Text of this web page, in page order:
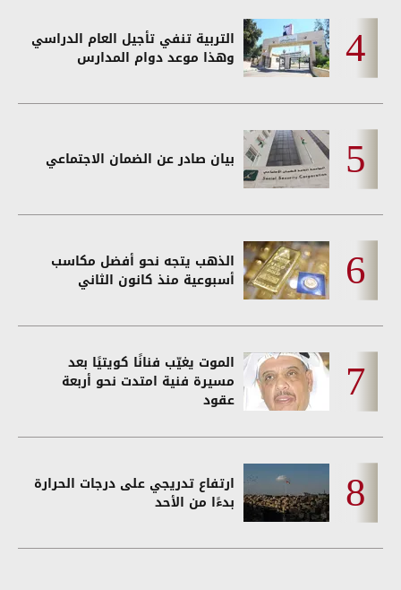
التربية تنفي تأجيل العام الدراسي
وهذا موعد دوام المدارس
بيان صادر عن الضمان الاجتماعي
الذهب يتجه نحو أفضل مكاسب
أسبوعية منذ كانون الثاني
الموت يغيّب فنانًا كويتيًا بعد
مسيرة فنية امتدت نحو أربعة
عقود
ارتفاع تدريجي على درجات الحرارة
بدءًا من الأحد